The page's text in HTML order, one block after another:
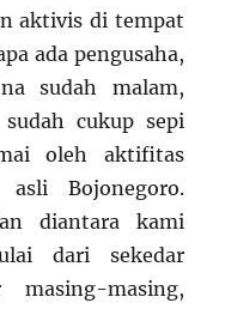
aktivis di tempat
ada pengusaha,
sudah malam,
cukup sepi
oleh aktifitas
asli Bojonegoro.
diantara kami
dari sekedar
masing,